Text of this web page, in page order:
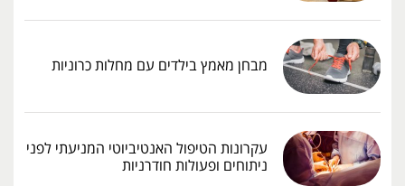
מבחן מאמץ בילדים עם מחלות כרוניות
עקרונות הטיפול האנטיביוטי המניעתי לפני
ניתוחים ופעולות חודרניות